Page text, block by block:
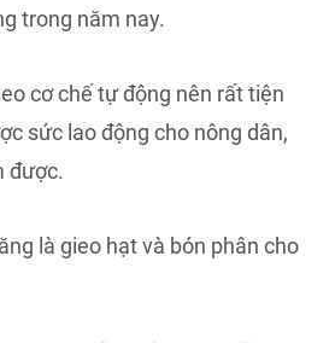
trong năm nay.
cơ chế tự động nên rất tiện
sức lao động cho nông dân,
được.
là gieo hạt và bón phân cho